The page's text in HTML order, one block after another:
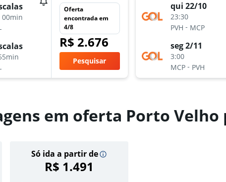
00min
Oferta
encontrada em
4/8
R$ 2.676
Pesquisar
qui 22/10
23:30
PVH - MCP
seg 2/11
3:00
MCP- PVH
em oferta Porto Velho
Só ida a partir de
R$ 1.491